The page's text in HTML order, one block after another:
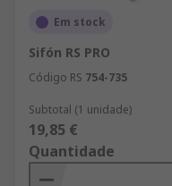
Em stock
Sifón RS PRO
Código RS 754-735
Subtotal (1 unidade)
19,85 €
Quantidade